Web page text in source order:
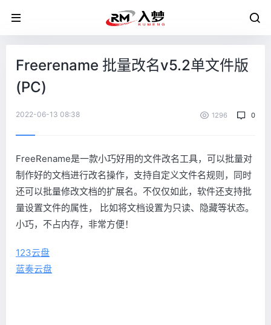
Freerename 批量改名v5.2单文件版
(PC)
2022-06-13 08:38 1296 0
FreeRename是一款小巧好用的文件改名工具，可以批量对
制作好的文档进行改名操作，支持自定义文件名规则，同时
还可以批量修改文档的扩展名。不仅仅如此，软件还支持批
量设置文件的属性， 比如将文档设置为只读、隐藏等状态。
小巧，不占内存，非常方便！
123云盘
蓝奏云盘